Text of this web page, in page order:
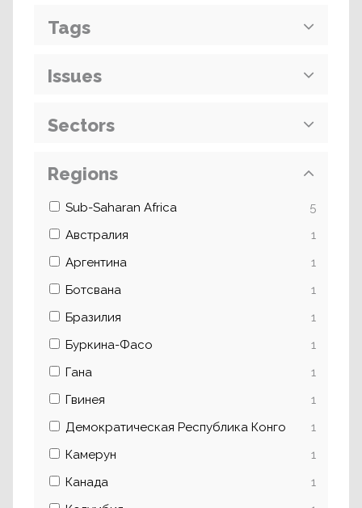
Tags
Issues
Sectors
Regions
Sub-Saharan Africa
5
Австралия
1
Аргентина
1
Ботсвана
1
Бразилия
1
Буркина-Фасо
1
Гана
1
Гвинея
1
Демократическая Республика Конго
1
Камерун
1
Канада
1